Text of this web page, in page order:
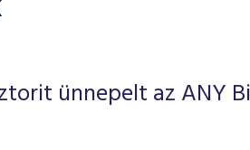
ünnepelt az ANY